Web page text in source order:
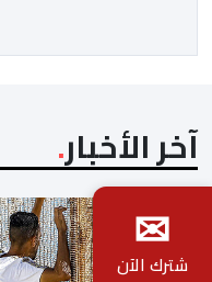
الرسمية، حيث أُلقيت
آخر الأخبار
✉
شترك الآن